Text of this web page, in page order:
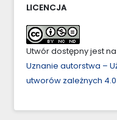
LICENCJA
Utwór dostępny jest
Uznanie autorstwa –
utworów zależnych